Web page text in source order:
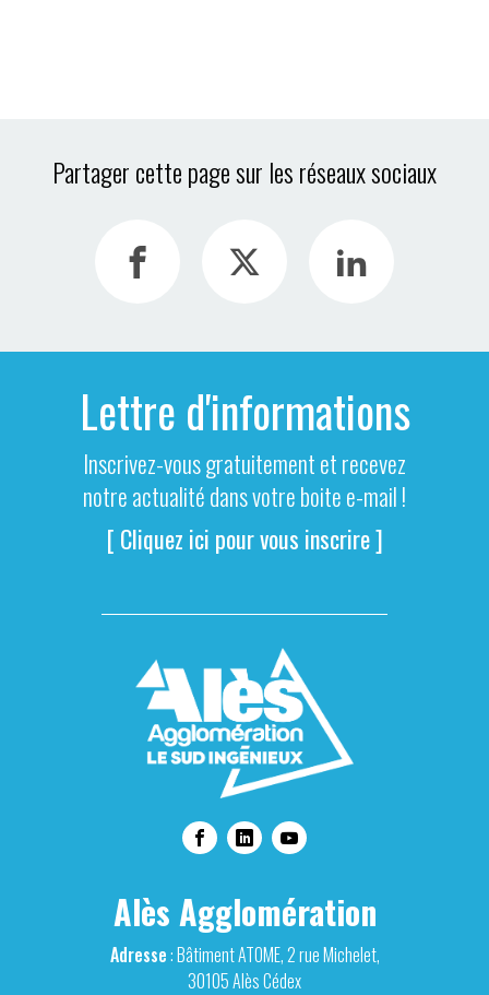
Partager cette page sur les réseaux sociaux
Lettre d'informations
Inscrivez-vous gratuitement et recevez
notre actualité dans votre boite e-mail !
[ Cliquez ici pour vous inscrire ]
Alès Agglomération
Adresse: Bâtiment ATOME, 2 rue Michelet,
30105 Alès Cédex